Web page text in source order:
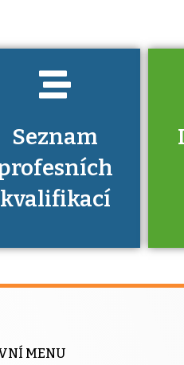
Seznam
kvalifikací
MENU